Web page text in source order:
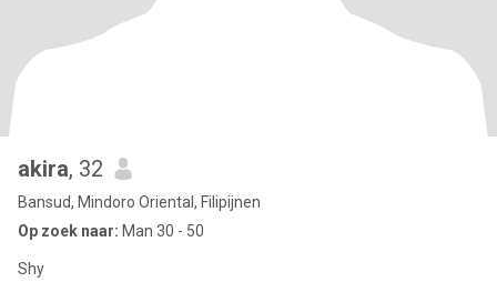
akira, 32
Bansud, Mindoro Oriental, Filipijnen
Op zoek naar: Man 30 - 50
Shy